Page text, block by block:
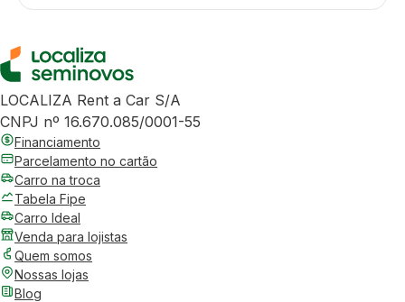
LOCALIZA Rent a Car S/A
CNPJ nº 16.670.085/0001-55
Financiamento
Parcelamento no cartão
Carro na troca
Tabela Fipe
Carro Ideal
Venda para lojistas
Quem somos
Nossas lojas
Blog